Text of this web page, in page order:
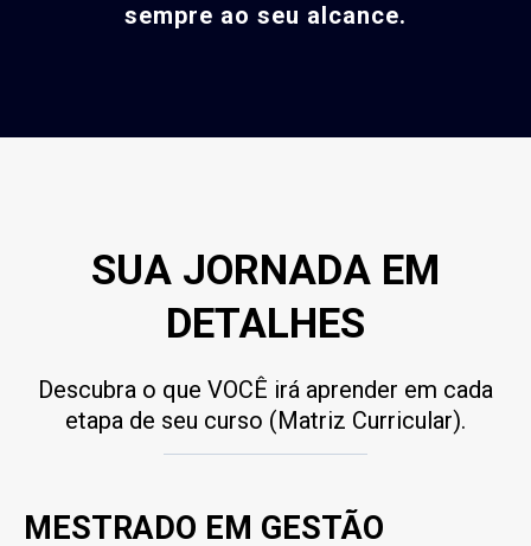
sempre ao seu alcance.
SUA JORNADA EM
DETALHES
Descubra o que VOCÊ irá aprender em cada
etapa de seu curso (Matriz Curricular).
MESTRADO EM GESTÃO